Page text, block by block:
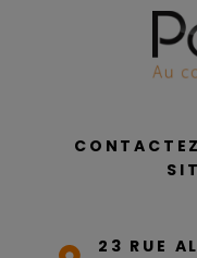
23 RUE